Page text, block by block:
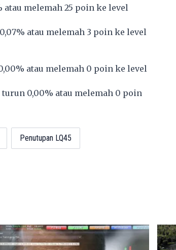
atau melemah 25 poin ke level
atau melemah 3 poin ke level
atau melemah 0 poin ke level
turun 0,00% atau melemah 0 poin
Penutupan LQ45